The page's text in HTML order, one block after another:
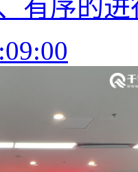
有序的